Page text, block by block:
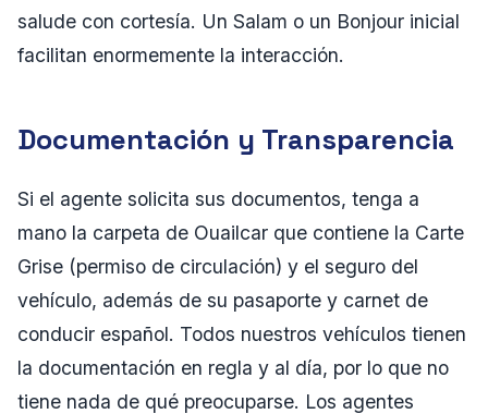
salude con cortesía. Un Salam o un Bonjour inicial
facilitan enormemente la interacción.
Documentación y Transparencia
Si el agente solicita sus documentos, tenga a
mano la carpeta de Ouailcar que contiene la Carte
Grise (permiso de circulación) y el seguro del
vehículo, además de su pasaporte y carnet de
conducir español. Todos nuestros vehículos tienen
la documentación en regla y al día, por lo que no
tiene nada de qué preocuparse. Los agentes